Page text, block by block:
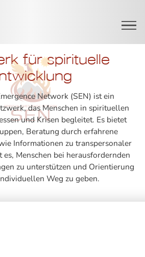
für spirituelle
Network (SEN) ist ein
das Menschen in spirituellen
und Krisen begleitet. Es bietet
Beratung durch erfahrene
Informationen zu transpersonaler
es, Menschen bei herausfordernden
zu unterstützen und Orientierung
Weg zu geben.